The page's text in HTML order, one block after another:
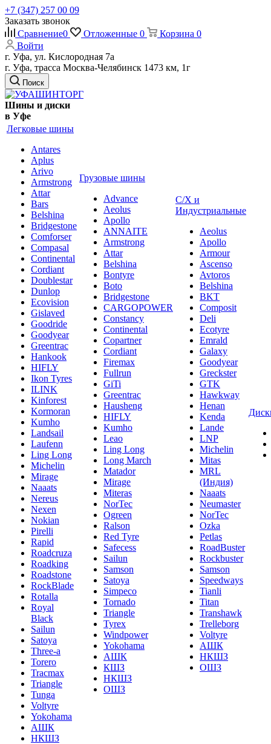
+7 (347) 257 00 09
Заказать звонок
Сравнение0 Отложенные 0 Корзина 0
Войти
г. Уфа, ул. Кислородная 7а
г. Уфа, трасса Москва-Челябинск 1473 км, 1г
Поиск
Шины и диски
в Уфе
Легковые шины
Antares
Aplus
Arivo
Armstrong
Attar
Bars
Belshina
Bridgestone
Comforser
Compasal
Continental
Cordiant
Doublestar
Dunlop
Ecovision
Gislaved
Goodride
Goodyear
Greentrac
Hankook
HIFLY
Ikon Tyres
ILINK
Kinforest
Kormoran
Kumho
Landsail
Laufenn
Ling Long
Michelin
Mirage
Naaats
Nereus
Nexen
Nokian
Pirelli
Rapid
Roadcruza
Roadking
Roadstone
RockBlade
Rotalla
Royal
Black
Sailun
Satoya
Three-a
Torero
Tracmax
Triangle
Tunga
Voltyre
Yokohama
АШК
НКШЗ
Грузовые шины
Advance
Aeolus
Apollo
ANNAITE
Armstrong
Attar
Belshina
Bontyre
Boto
Bridgestone
CARGOPOWER
Constancy
Continental
Copartner
Cordiant
Firemax
Fullrun
GiTi
Greentrac
Hausheng
HIFLY
Kumho
Leao
Ling Long
Long March
Matador
Mirage
Miteras
NorTec
Ogreen
Ralson
Red Tyre
Safecess
Sailun
Samson
Satoya
Simpeco
Tornado
Triangle
Tyrex
Windpower
Yokohama
АШК
КШЗ
НКШЗ
ОШЗ
С/Х и
Индустриальные
Aeolus
Apollo
Armour
Ascenso
Avtoros
Belshina
BKT
Composit
Deli
Ecotyre
Emrald
Galaxy
Goodyear
Greckster
GTK
Hawkway
Henan
Kenda
Lande
LNP
Michelin
Mitas
MRL
(Индия)
Naaats
Neumaster
NorTec
Ozka
Petlas
RoadBuster
Rockbuster
Samson
Speedways
Tianli
Titan
Transhawk
Trelleborg
Voltyre
АШК
НКШЗ
ОШЗ